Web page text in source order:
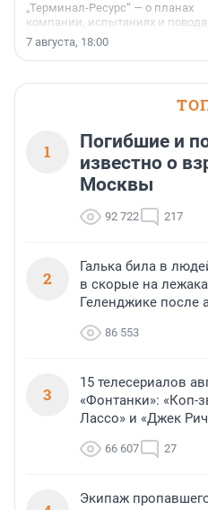
„Терминал-Ресурс“ — о планах
компании, испытаниях и
осторожного оптимизма.
7 августа, 18:00
1
Погибшие и
известно о
Москвы
92 722 217
2
Галька била в
в скорые на
Геленджике после
86 553
3
15 телесериалов
«Фонтанки»: «Коп-
Лассо» и «Джек
66 607 27
Экипаж